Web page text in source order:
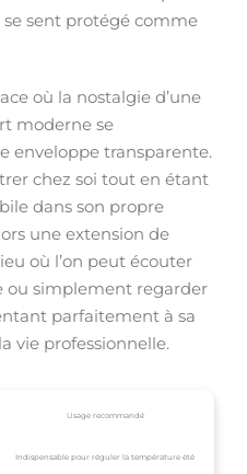
se sent protégé comme
où la nostalgie d’une
moderne se
enveloppe transparente.
chez soi tout en étant
dans son propre
une extension de
où l’on peut écouter
ou simplement regarder
parfaitement à sa
vie professionnelle.
Usage recommandé
Indispensable pour réguler la température été